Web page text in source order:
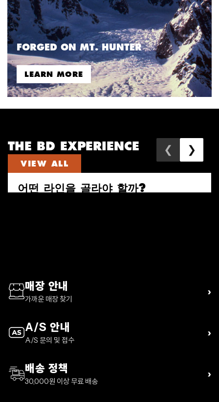
FORGED ON MT. HUNTER
LEARN MORE
THE BD EXPERIENCE
VIEW ALL
❮ ❯
어떤 라인을 골라야 할까?
매장 안내
가까운 매장 찾기
›
A/S 안내
A/S 문의 및 접수
›
배송 정책
30,000원 이상 무료 배송
›